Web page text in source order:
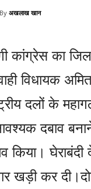
By अखलाख खान
कांग्रेस का
विधायक
दलों के
दबाव
किया।
खड़ी कर